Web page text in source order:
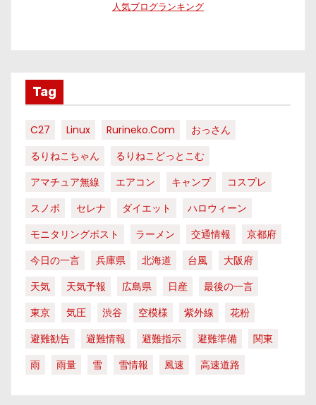
人気ブログランキング
Tag
C27 Linux Rurineko.com
おっさん
るりねこちゃん
るりねこどっとこむ
アマチュア無線
エアコン キャンプ
コスプレ
スノボ
セレナ ダイエット
ハロウィーン
モニタリングポスト
ラーメン 交通情報
京都府
今日の一言
兵庫県 北海道 台風
大阪府
天気
天気予報 広島県 日産
最後の一言
東京
気圧 渋谷 空模様 紫外線
花粉
避難勧告
避難情報 避難指示 避難準備
関東
雨
雨量 雪 雪情報 風速 高速道路